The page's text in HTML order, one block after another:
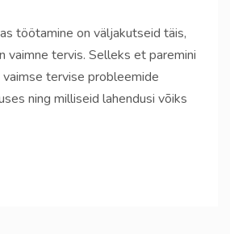
töötamine on väljakutseid täis,
vaimne tervis. Selleks et paremini
tervise probleemide
ning milliseid lahendusi võiks